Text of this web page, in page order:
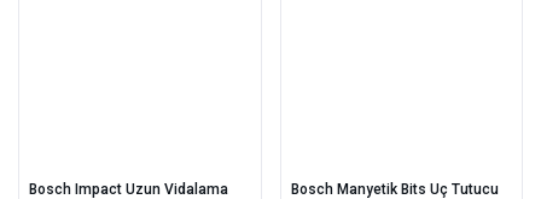
Bosch Impact Uzun Vidalama
Bosch Manyetik Bits Uç Tutucu